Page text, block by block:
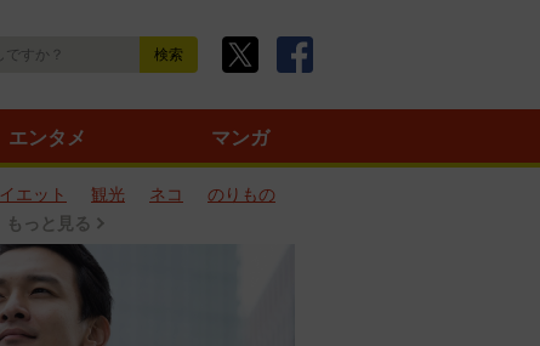
エンタメ マンガ
エット 観光 ネコ
のりもの
もっと見る